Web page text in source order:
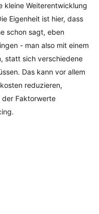
kleine Weiterentwicklung
Eigenheit ist hier, dass
schon sagt, eben
- man also mit einem
statt sich verschiedene
Das kann vor allem
reduzieren,
Faktorwerte